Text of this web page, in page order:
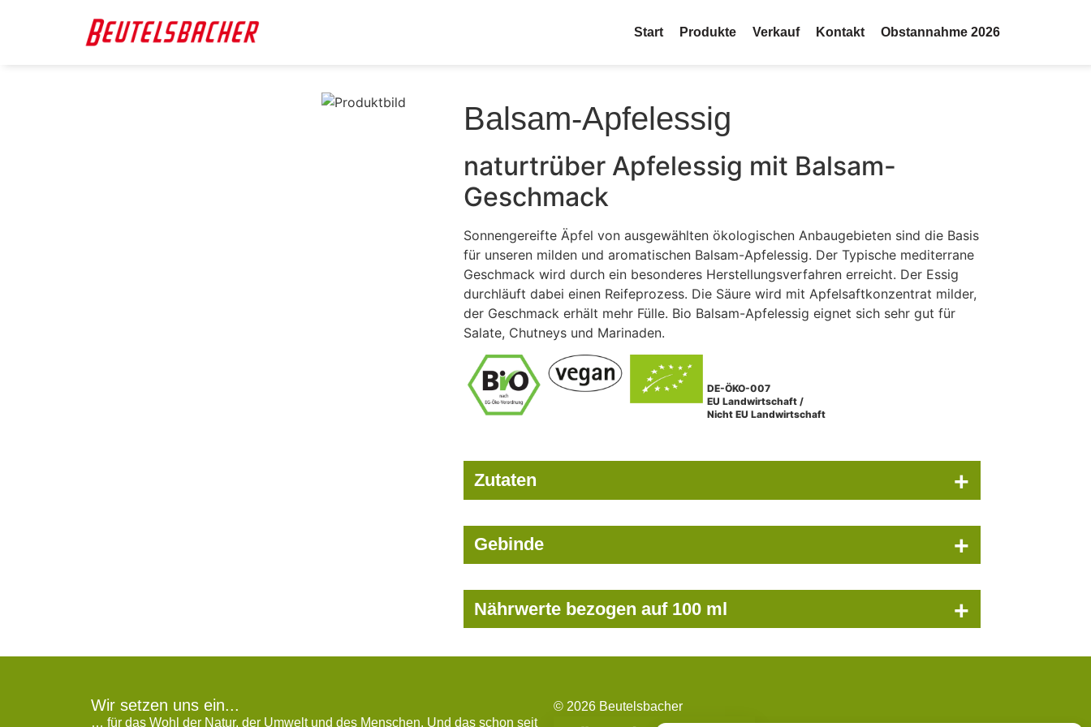
Start Produkte Verkauf Kontakt Obstannahme 2026
Balsam-Apfelessig
naturtrüber Apfelessig mit Balsam-
Geschmack
Sonnengereifte Äpfel von ausgewählten ökologischen Anbaugebieten sind die Basis
für unseren milden und aromatischen Balsam-Apfelessig. Der Typische mediterrane
Geschmack wird durch ein besonderes Herstellungsverfahren erreicht. Der Essig
durchläuft dabei einen Reifeprozess. Die Säure wird mit Apfelsaftkonzentrat milder,
der Geschmack erhält mehr Fülle. Bio Balsam-Apfelessig eignet sich sehr gut für
Salate, Chutneys und Marinaden.
DE-ÖKO-007
EU Landwirtschaft /
Nicht EU Landwirtschaft
Zutaten +
Gebinde +
Nährwerte bezogen auf 100 ml +
Wir setzen uns ein...
… für das Wohl der Natur, der Umwelt und des Menschen. Und das schon seit
© 2026 Beutelsbacher